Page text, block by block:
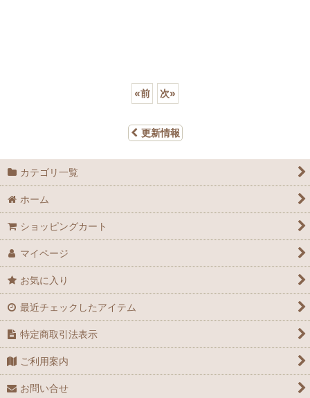
«前 次»
更新情報
カテゴリ一覧
ホーム
ショッピングカート
マイページ
お気に入り
最近チェックしたアイテム
特定商取引法表示
ご利用案内
お問い合せ